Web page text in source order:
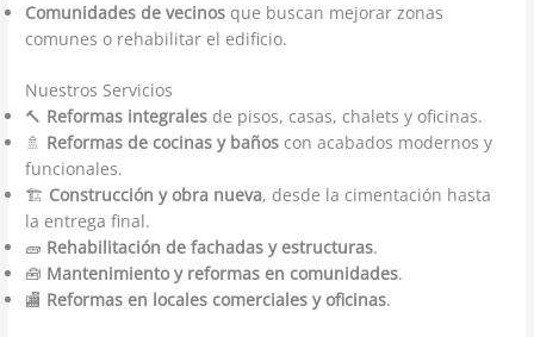
Comunidades de vecinos que buscan mejorar zonas
comunes o rehabilitar el edificio.
Nuestros Servicios
🔨 Reformas integrales de pisos, casas, chalets y oficinas.
🚿 Reformas de cocinas y baños con acabados modernos y
funcionales.
🏗️ Construcción y obra nueva, desde la cimentación hasta
la entrega final.
🧱 Rehabilitación de fachadas y estructuras.
🧰 Mantenimiento y reformas en comunidades.
🏬 Reformas en locales comerciales y oficinas.